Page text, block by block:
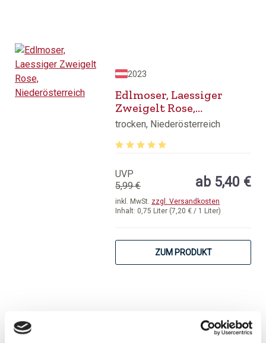
2023
Edlmoser, Laessiger
Zweigelt Rose,
Niederösterreich
trocken, Niederösterreich
Inhalt: 0,75 Liter (7,20 € / 1 Liter)
inkl. MwSt. zzgl. Versandkosten
UVP
5,99 €
ab 5,40 €
ZUM PRODUKT